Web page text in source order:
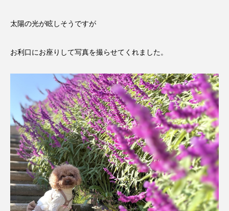
太陽の光が眩しそうですが
お利口にお座りして写真を撮らせてくれました。